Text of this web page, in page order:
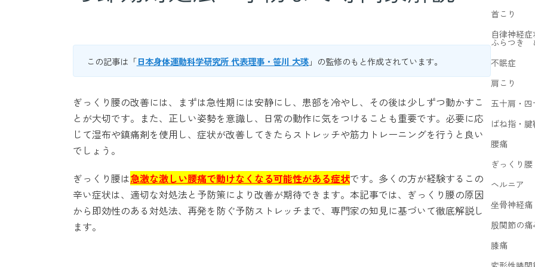
この記事は「日本身体運動科学研究所 代表理事・笹川 大瑛」の監修のもと作成されています。
ぎっくり腰の改善には、まずは急性期には安静にし、患部を冷やし、その後は少しずつ動かすこ
とが大切です。また、正しい姿勢を意識し、日常の動作に気をつけることも重要です。必要に応
じて湿布や鎮痛剤を使用し、症状が改善してきたらストレッチや筋力トレーニングを行うと良い
でしょう。
ぎっくり腰は急激な激しい腰痛で動けなくなる可能性がある症状です。多くの方が経験するこの
辛い症状は、適切な対処法と予防策により改善が期待できます。本記事では、ぎっくり腰の原因
から即効性のある対処法、再発を防ぐ予防ストレッチまで、専門家の知見に基づいて徹底解説し
ます。
首こり
自律神経症
ふらつき
不眠症
肩こり
五十肩・四
ばね指・
腰痛
ぎっくり腰
ヘルニア
坐骨神経痛
股関節の痛
膝痛